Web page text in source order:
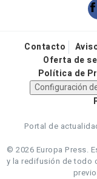
Contacto
Oferta de
Política de
Configuración
Portal de
© 2026 Europa Press.
y la redifusión de todo